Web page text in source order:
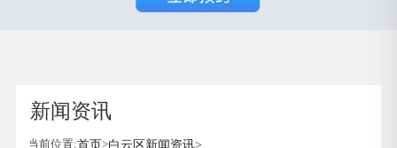
新闻资讯
当前位置:首页>白云区新闻资讯>